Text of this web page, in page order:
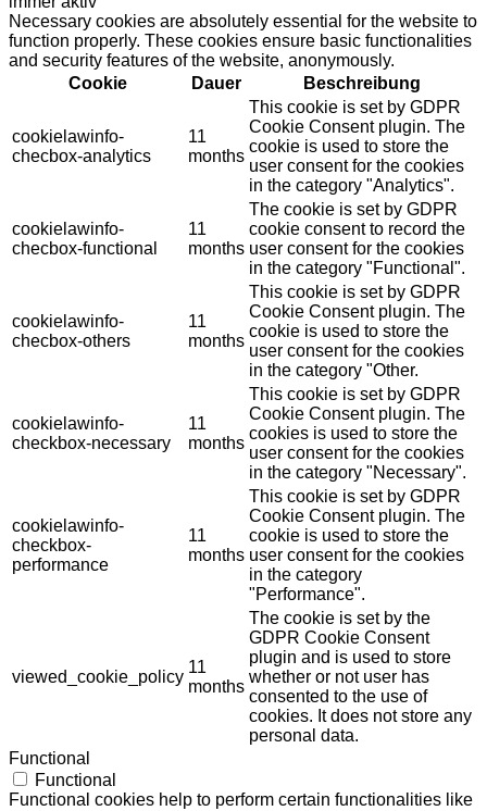
Necessary cookies are absolutely essential for the website to
function properly. These cookies ensure basic functionalities
and security features of the website, anonymously.
Cookie
Dauer Beschreibung
cookielawinfo-
checbox-analytics
11
months
This cookie is set by GDPR
Cookie Consent plugin. The
cookie is used to store the
user consent for the cookies
in the category "Analytics".
cookielawinfo-
checbox-functional
11
months
The cookie is set by GDPR
cookie consent to record the
user consent for the cookies
in the category "Functional".
cookielawinfo-
checbox-others
11
months
This cookie is set by GDPR
Cookie Consent plugin. The
cookie is used to store the
user consent for the cookies
in the category "Other.
cookielawinfo-
checkbox-necessary
11
months
This cookie is set by GDPR
Cookie Consent plugin. The
cookies is used to store the
user consent for the cookies
in the category "Necessary".
cookielawinfo-
checkbox-
performance
11
months
This cookie is set by GDPR
Cookie Consent plugin. The
cookie is used to store the
user consent for the cookies
in the category
"Performance".
viewed_cookie_policy
11
months
The cookie is set by the
GDPR Cookie Consent
plugin and is used to store
whether or not user has
consented to the use of
cookies. It does not store any
personal data.
Functional
Functional
Functional cookies help to perform certain functionalities like